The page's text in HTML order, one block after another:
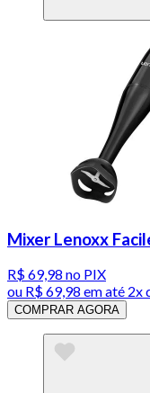
Mixer Lenoxx
R$ 69,98 no PIX
ou R$ 69,98 em até 2x
COMPRAR AGORA